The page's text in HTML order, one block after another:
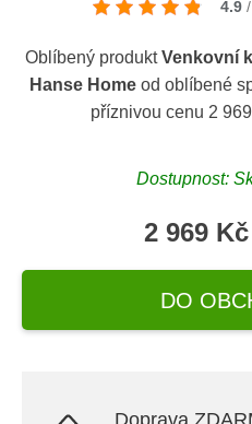
4.9 /
Oblíbený produktVenkovní
Hanse Home od oblíbené
příznivou cenu 2
Dostupnost:
2 969 Kč
DO
Doprava